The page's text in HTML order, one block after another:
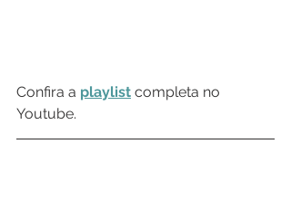
Confira a playlist completa no
Youtube.